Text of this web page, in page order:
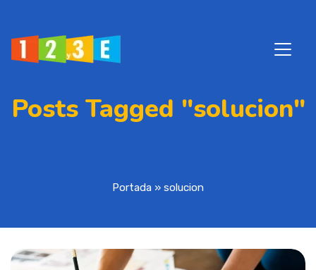
Posts Tagged "solucion"
Portada » solucion